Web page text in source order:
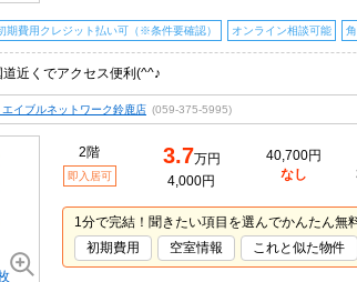
期費用クレジット払い可（※条件要確認） オンライン相談可能
近くでアクセス便利(^^♪
イブルネットワーク鈴鹿店 (059-375-5995)
2階
即入居可
3.7万円
4,000円
40,700円
なし
1分で完結！聞きたい項目を選んでかんたん無
初期費用
空室情報 これと似た物件